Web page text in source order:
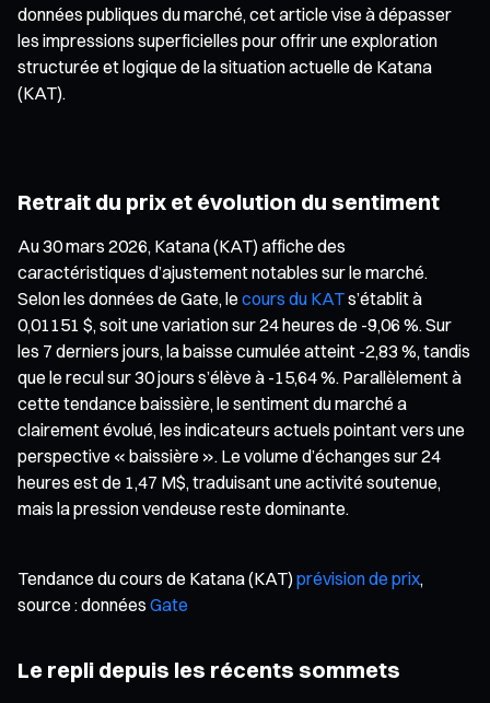
données publiques du marché, cet article vise à dépasser
les impressions superficielles pour offrir une exploration
structurée et logique de la situation actuelle de Katana
(KAT).
Retrait du prix et évolution du sentiment
Au 30 mars 2026, Katana (KAT) affiche des
caractéristiques d’ajustement notables sur le marché.
Selon les données de Gate, le cours du KATs’établit à
0,01151 $, soit une variation sur 24 heures de -9,06 %. Sur
les 7 derniers jours, la baisse cumulée atteint -2,83 %, tandis
que le recul sur 30 jours s’élève à -15,64 %. Parallèlement à
cette tendance baissière, le sentiment du marché a
clairement évolué, les indicateurs actuels pointant vers une
perspective « baissière ». Le volume d’échanges sur 24
heures est de 1,47 M$, traduisant une activité soutenue,
mais la pression vendeuse reste dominante.
Tendance du cours de Katana (KAT)prévision de prix,
source : données Gate
Le repli depuis les récents sommets